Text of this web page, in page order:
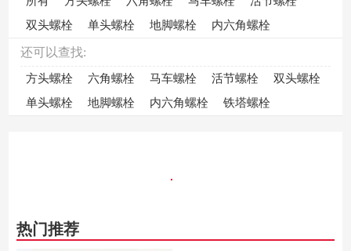
双头螺栓
单头螺栓 地脚螺栓 内六角螺栓
还可以查找:
方头螺栓 六角螺栓 马车螺栓 活节螺栓
双头螺栓
单头螺栓
地脚螺栓 内六角螺栓 铁塔螺栓
热门推荐